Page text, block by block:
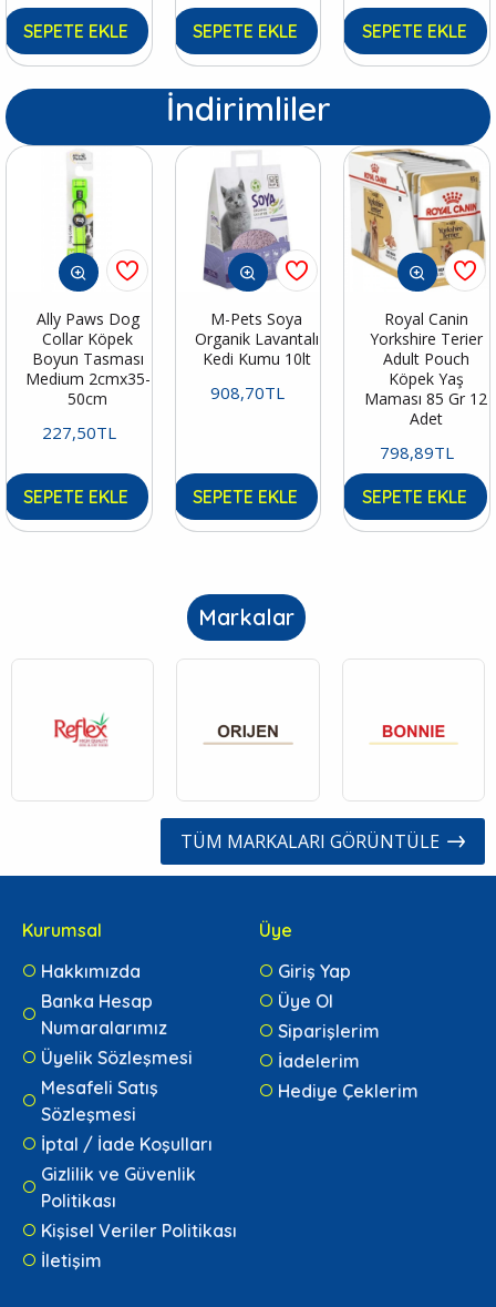
SEPETE EKLE SEPETE EKLE
SEPETE EKLE
İndirimliler
Ally Paws Dog
Collar Köpek
Boyun Tasması
Medium 2cmx35-
50cm
227,50TL
SEPETE EKLE
M-Pets Soya
Organik Lavantalı
Kedi Kumu 10lt
908,70TL
SEPETE EKLE
Royal Canin
Yorkshire Terier
Adult Pouch
Köpek Yaş
Maması 85 Gr 12
Adet
798,89TL
SEPETE EKLE
Markalar
TÜM MARKALARI GÖRÜNTÜLE
Kurumsal
Hakkımızda
Banka Hesap
Numaralarımız
Üyelik Sözleşmesi
Mesafeli Satış
Sözleşmesi
İptal / İade Koşulları
Gizlilik ve Güvenlik
Politikası
Kişisel Veriler Politikası
İletişim
Üye
Giriş Yap
Üye Ol
Siparişlerim
İadelerim
Hediye Çeklerim